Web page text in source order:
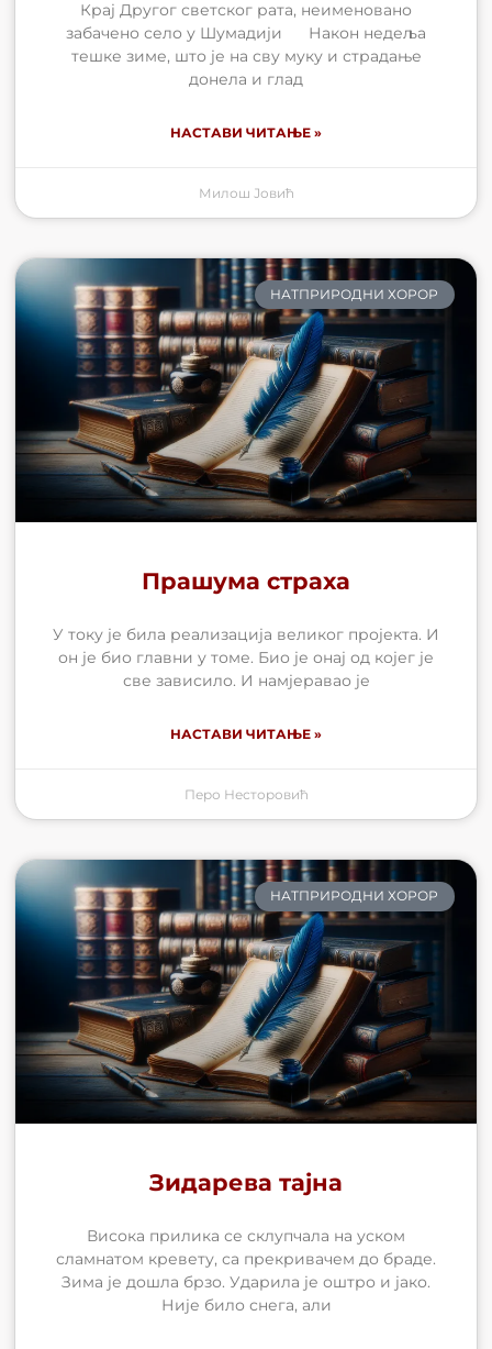
Крај Другог светског рата, неименовано
забачено село у Шумадији Након недеља
тешке зиме, што је на сву муку и страдање
донела и глад
НАСТАВИ ЧИТАЊЕ »
Милош Јовић
НАТПРИРОДНИ ХОРОР
Прашума страха
У току је била реализација великог пројекта. И
он је био главни у томе. Био је онај од којег је
све зависило. И намјеравао је
НАСТАВИ ЧИТАЊЕ »
Перо Несторовић
НАТПРИРОДНИ ХОРОР
Зидарева тајна
Висока прилика се склупчала на уском
сламнатом кревету, са прекривачем до браде.
Зима је дошла брзо. Ударила је оштро и јако.
Није било снега, али